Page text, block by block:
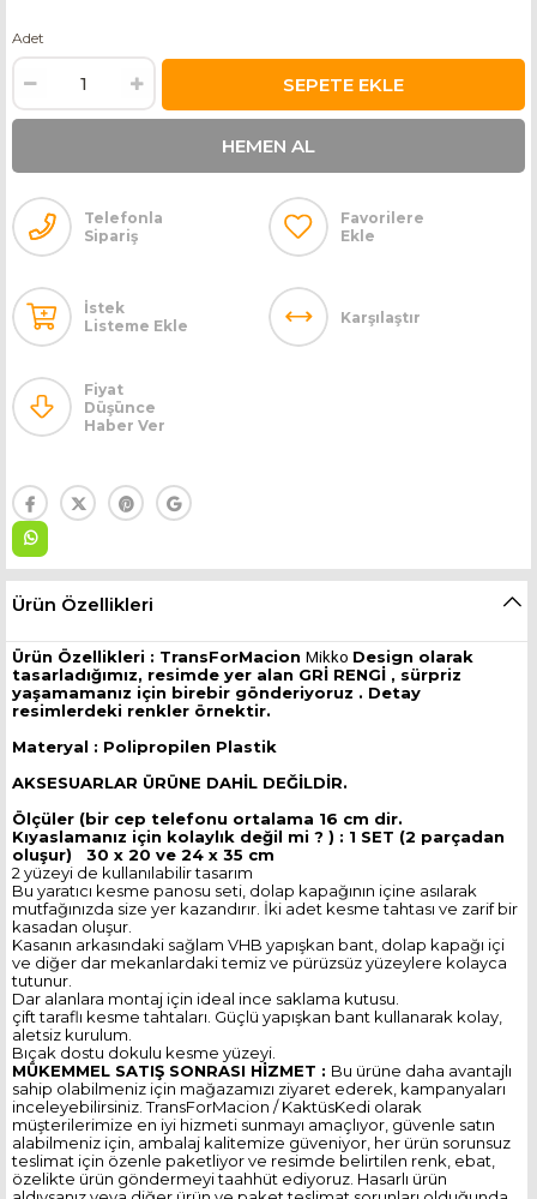
Adet
Telefonla
Sipariş
Favorilere
Ekle
İstek
Listeme Ekle
Karşılaştır
Fiyat
Düşünce
Haber Ver
Ürün Özellikleri
Ürün Özellikleri : TransForMacion Mikko Design olarak
tasarladığımız, resimde yer alan GRİ RENGİ , sürpriz
yaşamamanız için birebir gönderiyoruz . Detay
resimlerdeki renkler örnektir.
Materyal : Polipropilen Plastik
AKSESUARLAR ÜRÜNE DAHİL DEĞİLDİR.
Ölçüler (bir cep telefonu ortalama 16 cm dir.
Kıyaslamanız için kolaylık değil mi ? ) : 1 SET (2 parçadan
oluşur) 30 x 20 ve 24 x 35 cm
2 yüzeyi de kullanılabilir tasarım
Bu yaratıcı kesme panosu seti, dolap kapağının içine asılarak
mutfağınızda size yer kazandırır. İki adet kesme tahtası ve zarif bir
kasadan oluşur.
Kasanın arkasındaki sağlam VHB yapışkan bant, dolap kapağı içi
ve diğer dar mekanlardaki temiz ve pürüzsüz yüzeylere kolayca
tutunur.
Dar alanlara montaj için ideal ince saklama kutusu.
çift taraflı kesme tahtaları. Güçlü yapışkan bant kullanarak kolay,
aletsiz kurulum.
Bıçak dostu dokulu kesme yüzeyi.
MÜKEMMEL SATIŞ SONRASI HİZMET : Bu ürüne daha avantajlı
sahip olabilmeniz için mağazamızı ziyaret ederek, kampanyaları
inceleyebilirsiniz. TransForMacion / KaktüsKedi olarak
müşterilerimize en iyi hizmeti sunmayı amaçlıyor, güvenle satın
alabilmeniz için, ambalaj kalitemize güveniyor, her ürün sorunsuz
teslimat için özenle paketliyor ve resimde belirtilen renk, ebat,
özelikte ürün göndermeyi taahhüt ediyoruz. Hasarlı ürün